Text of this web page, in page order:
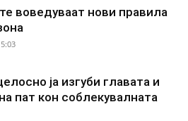
воведуваат нови правила
ја изгуби главата и
пат кон соблекувалната